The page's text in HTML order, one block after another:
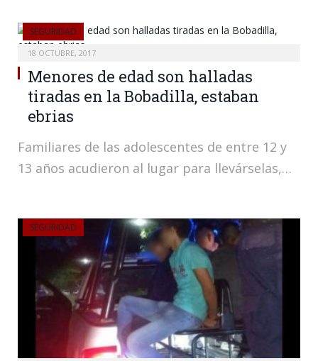
SEGURIDAD
18 OCTUBRE, 2017
Menores de edad son halladas
tiradas en la Bobadilla, estaban
ebrias
Familiares de las adolescentes de entre 12 y
13 años acudieron al lugar para llevárselas,…
SEGURIDAD